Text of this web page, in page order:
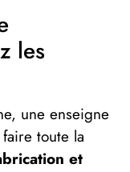
les
une enseigne
toute la
et